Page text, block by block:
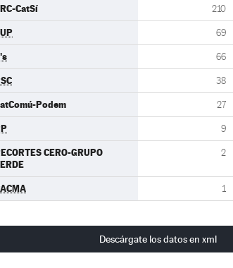
CatSí 210
69
66
38
Podem 27
9
CERO-GRUPO
2
1
Descárgate los datos en xml